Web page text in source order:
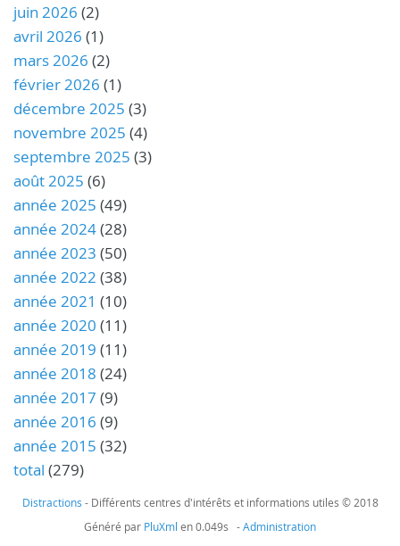
juin 2026 (2)
avril 2026 (1)
mars 2026 (2)
février 2026 (1)
décembre 2025 (3)
novembre 2025 (4)
septembre 2025 (3)
août 2025 (6)
année 2025 (49)
année 2024(28)
année 2023 (50)
année 2022 (38)
année 2021 (10)
année 2020 (11)
année 2019 (11)
année 2018 (24)
année 2017 (9)
année 2016 (9)
année 2015 (32)
total (279)
Distractions - Différents centres d'intérêts et informations utiles © 2018
Généré par PluXml en 0.049s -Administration